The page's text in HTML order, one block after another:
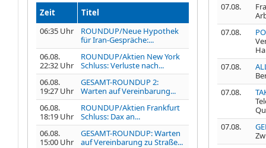
Zeit
Titel
06:35 Uhr
ROUNDUP/Neue Hypothek
für Iran-Gespräche:...
06.08.
22:32 Uhr
ROUNDUP/Aktien New York
Schluss: Verluste nach...
06.08.
19:27 Uhr
GESAMT-ROUNDUP 2:
Warten auf Vereinbarung...
06.08.
18:19 Uhr
ROUNDUP/Aktien Frankfurt
Schluss: Dax an...
06.08.
15:00 Uhr
GESAMT-ROUNDUP: Warten
auf Vereinbarung zu Straße...
07.08.
07.08.
07.08.
07.08.
07.08.